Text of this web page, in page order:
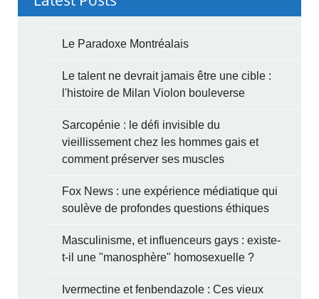
Le Paradoxe Montréalais
Le talent ne devrait jamais être une cible :
l'histoire de Milan Violon bouleverse
Sarcopénie : le défi invisible du
vieillissement chez les hommes gais et
comment préserver ses muscles
Fox News : une expérience médiatique qui
soulève de profondes questions éthiques
Masculinisme, et influenceurs gays : existe-
t-il une "manosphère" homosexuelle ?
Ivermectine et fenbendazole : Ces vieux